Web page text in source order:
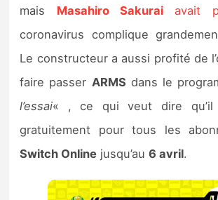
mais Masahiro Sakurai avait
coronavirus complique
Le constructeur a aussi profité de
faire passer ARMS dans le
l’essai« , ce qui veut dire qu’il
gratuitement pour tous les
Switch Online jusqu’au6 avril.